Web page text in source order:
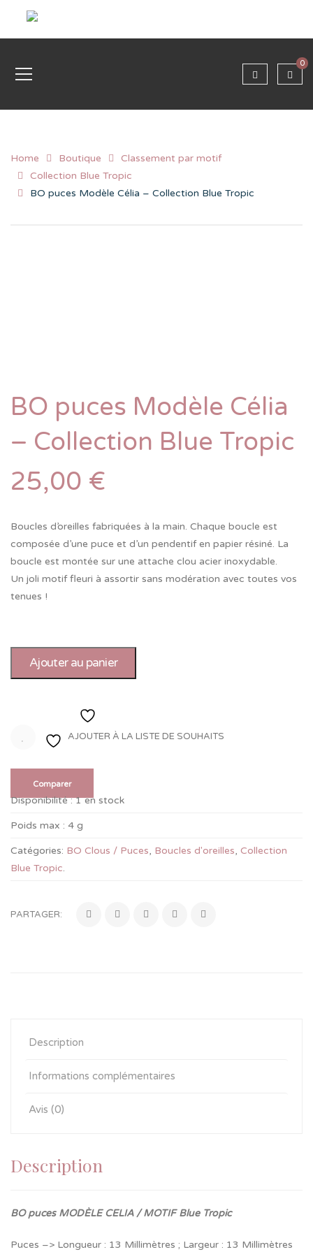
0
Home Boutique
Classement par motif
Collection Blue Tropic
BO puces Modèle Célia – Collection Blue Tropic
BO puces Modèle Célia
– Collection Blue Tropic
25,00 €
Boucles d’oreilles fabriquées à la main. Chaque boucle est
composée d’une puce et d’un pendentif en papier résiné. La
boucle est montée sur une attache clou acier inoxydable.
Un joli motif fleuri à assortir sans modération avec toutes vos
tenues !
Ajouter au panier
AJOUTER À LA LISTE DE SOUHAITS
Comparer
Disponibilité : 1 en stock
Poids max : 4 g
Catégories: BO Clous / Puces, Boucles d'oreilles, Collection
Blue Tropic.
PARTAGER:
Description
Informations complémentaires
Avis (0)
Description
BO puces MODÈLE CELIA / MOTIF Blue Tropic
Puces –> Longueur : 13 Millimètres ; Largeur : 13 Millimètres